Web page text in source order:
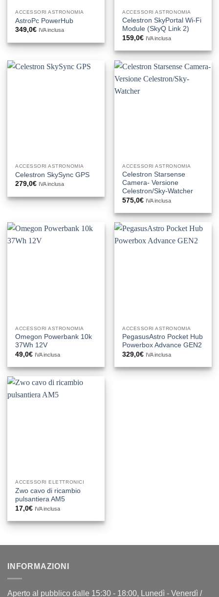
ACCESSORI ASTRONOMIA
AstroPc PowerHub
349,0€ IVA inclusa
ACCESSORI ASTRONOMIA
Celestron SkyPortal Wi-Fi
Module (SkyQ Link 2)
159,0€ IVA inclusa
ACCESSORI ASTRONOMIA
Celestron SkySync GPS
279,0€ IVA inclusa
ACCESSORI ASTRONOMIA
Celestron Starsense
Camera- Versione
Celestron/Sky-Watcher
575,0€ IVA inclusa
ACCESSORI ASTRONOMIA
Omegon Powerbank 10k
37Wh 12V
49,0€ IVA inclusa
ACCESSORI ASTRONOMIA
PegasusAstro Pocket Hub
Powerbox Advance GEN2
329,0€ IVA inclusa
ACCESSORI ELETTRONICI
Zwo cavo di ricambio
pulsantiera AM5
17,0€ IVA inclusa
INFORMAZIONI
Aperto al pubblico dalle 15:30 - 18:00, Lunedì - Venerdì /